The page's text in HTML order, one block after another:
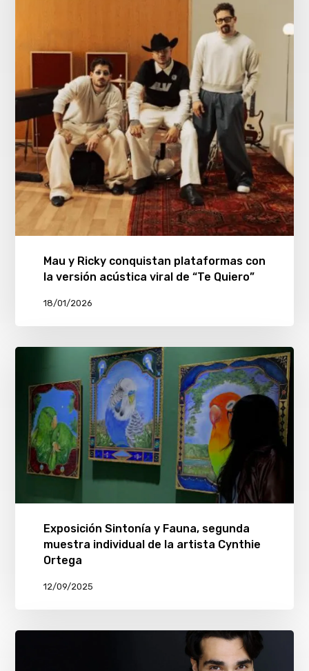
Mau y Ricky conquistan plataformas con
la versión acústica viral de “Te Quiero”
18/01/2026
Exposición Sintonía y Fauna, segunda
muestra individual de la artista Cynthie
Ortega
12/09/2025